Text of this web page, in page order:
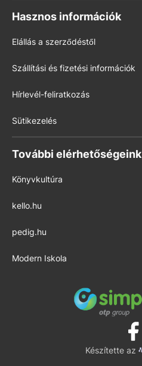
Hasznos információk
Elállás a szerződéstől
Szállítási és fizetési információk
Hírlevél-feliratkozás
Sütikezelés
További elérhetőségeink
Könyvkultúra
kello.hu
pedig.hu
Modern Iskola
Készítette az